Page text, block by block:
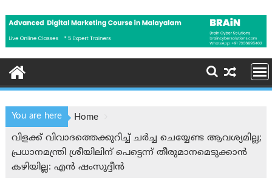
You are here
Home
വിളക്ക് വിവാദത്തെക്കുറിച്ച് ചർച്ച ചെയ്യേണ്ട ആവശ്യമില്ല;
പ്രധാനമന്ത്രി ശ്രീയിലിന് പെട്ടെന്ന് തീരുമാനമെടുക്കാൻ
കഴിയില്ല: എൻ ഷംസുദ്ദീൻ